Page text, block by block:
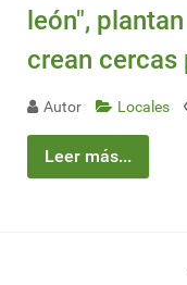
león",
crean cercas
Autor Locales
Leer más...